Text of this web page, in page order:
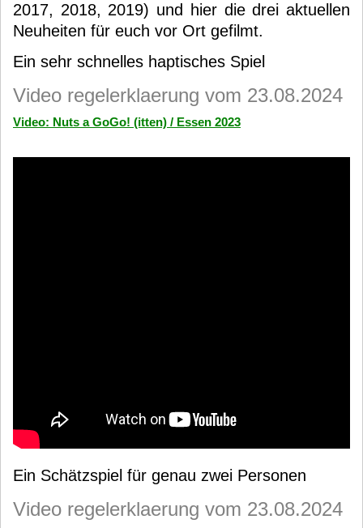
2017, 2018, 2019) und hier die drei aktuellen
Neuheiten für euch vor Ort gefilmt.
Ein sehr schnelles haptisches Spiel
Video regelerklaerung vom 23.08.2024
Video: Nuts a GoGo! (itten) / Essen 2023
Ein Schätzspiel für genau zwei Personen
Video regelerklaerung vom 23.08.2024